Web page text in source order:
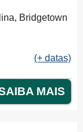
Bridgetown
(+ datas)
MAIS